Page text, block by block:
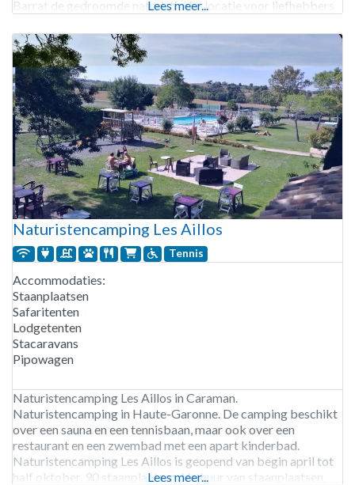
Barrat de gedroomde naturistische locatie voor liefhebbers
Lees meer...
Naturistencamping Les Aillos
Tennis
Accommodaties:
Staanplaatsen
Safaritenten
Lodgetenten
Stacaravans
Pipowagen
Naturistencamping Les Aillos in Caraman.
Naturistencamping in Haute-Garonne. De camping beschikt
over een sauna en een tennisbaan, maar ook over een
restaurant en een zwembad met een apart kinderbad.
Naturistencamping Les Aillos is geopend van begin april tot
half oktober. 90 staanplaatsen. Verhuur van staanplaatsen,
Lees meer...